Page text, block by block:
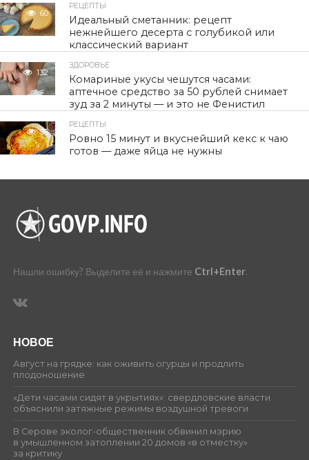
60
РЕЦЕПТЫ
Идеальный сметанник: рецепт
нежнейшего десерта с голубикой или
классический вариант
132
ЗДОРОВЬЕ
Комариные укусы чешутся часами:
аптечное средство за 50 рублей снимает
зуд за 2 минуты — и это не Фенистил
99
РЕЦЕПТЫ
Ровно 15 минут и вкуснейший кекс к чаю
готов — даже яйца не нужны
Нашли ошибку? Выделите её и нажмите Ctrl+Enter.
НОВОЕ
Август на грядке: как оживить огурцы и продлить
плодоношение
«Дети часами сидят в укрытиях»: свердловские власти
объяснили затяжные режимы воздушной тревоги
В Серове эколог-общественник обвинил мэрию
в умышленном затоплении 20 домов «в отместку»
за критику